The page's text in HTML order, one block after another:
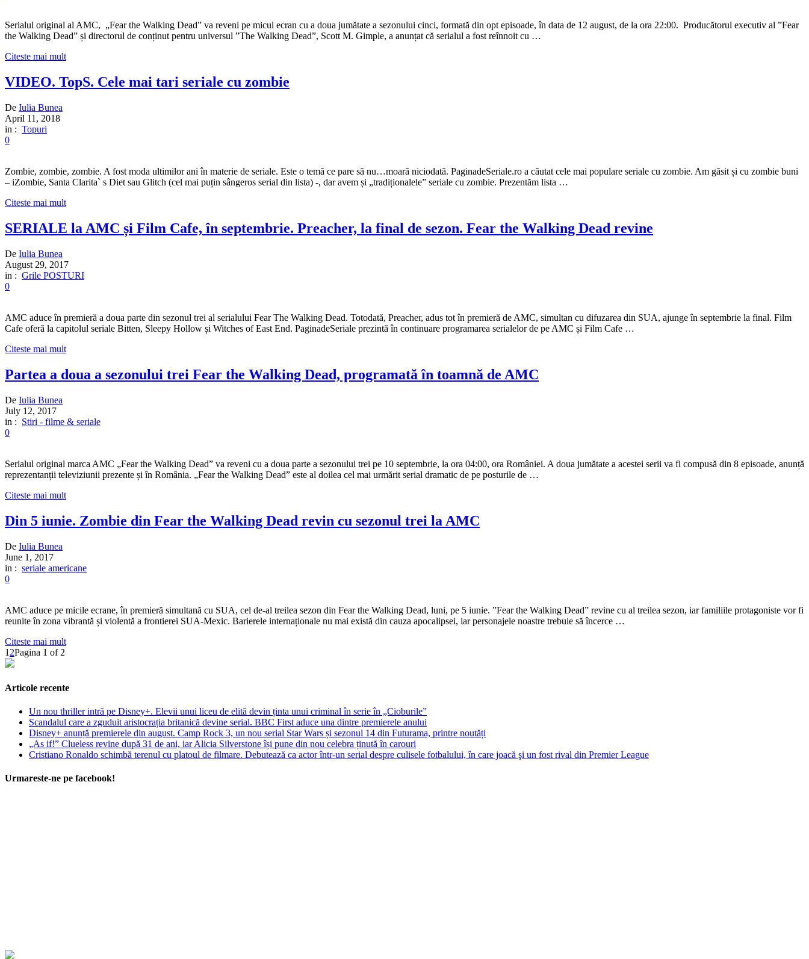
Serialul original al AMC, „Fear the Walking Dead” va reveni pe micul ecran cu a doua jumătate a sezonului cinci, formată din opt episoade, în data de 12 august, de la ora 22:00. Producătorul executiv al ”Fear
the Walking Dead” și directorul de conținut pentru universul ”The Walking Dead”, Scott M. Gimple, a anunțat că serialul a fost reînnoit cu …
Citeste mai mult
VIDEO. TopS. Cele mai tari seriale cu zombie
De Iulia Bunea
April 11, 2018
in : Topuri
0
Zombie, zombie, zombie. A fost moda ultimilor ani în materie de seriale. Este o temă ce pare să nu…moară niciodată. PaginadeSeriale.ro a căutat cele mai populare seriale cu zombie. Am găsit și cu zombie buni
– iZombie, Santa Clarita` s Diet sau Glitch (cel mai puțin sângeros serial din lista) -, dar avem și „tradiționalele” seriale cu zombie. Prezentăm lista …
Citeste mai mult
SERIALE la AMC și Film Cafe, în septembrie. Preacher, la final de sezon. Fear the Walking Dead revine
De Iulia Bunea
August 29, 2017
in : Grile POSTURI
0
AMC aduce în premieră a doua parte din sezonul trei al serialului Fear The Walking Dead. Totodată, Preacher, adus tot în premieră de AMC, simultan cu difuzarea din SUA, ajunge în septembrie la final. Film
Cafe oferă la capitolul seriale Bitten, Sleepy Hollow și Witches of East End. PaginadeSeriale prezintă în continuare programarea serialelor de pe AMC și Film Cafe …
Citeste mai mult
Partea a doua a sezonului trei Fear the Walking Dead, programată în toamnă de AMC
De Iulia Bunea
July 12, 2017
in : Stiri - filme & seriale
0
Serialul original marca AMC „Fear the Walking Dead” va reveni cu a doua parte a sezonului trei pe 10 septembrie, la ora 04:00, ora României. A doua jumătate a acestei serii va fi compusă din 8 episoade, anunță
reprezentanții televiziunii prezente și în România. „Fear the Walking Dead” este al doilea cel mai urmărit serial dramatic de pe posturile de …
Citeste mai mult
Din 5 iunie. Zombie din Fear the Walking Dead revin cu sezonul trei la AMC
De Iulia Bunea
June 1, 2017
in : seriale americane
0
AMC aduce pe micile ecrane, în premieră simultană cu SUA, cel de-al treilea sezon din Fear the Walking Dead, luni, pe 5 iunie. ”Fear the Walking Dead” revine cu al treilea sezon, iar familiile protagoniste vor fi
reunite în zona vibrantă și violentă a frontierei SUA-Mexic. Barierele internaționale nu mai există din cauza apocalipsei, iar personajele noastre trebuie să încerce …
Citeste mai mult
1 2Pagina 1 of 2
Articole recente
Un nou thriller intră pe Disney+. Elevii unui liceu de elită devin ținta unui criminal în serie în „Cioburile”
Scandalul care a zguduit aristocrația britanică devine serial. BBC First aduce una dintre premierele anului
Disney+ anunță premierele din august. Camp Rock 3, un nou serial Star Wars și sezonul 14 din Futurama, printre noutăți
„As if!” Clueless revine după 31 de ani, iar Alicia Silverstone își pune din nou celebra ținută în carouri
Cristiano Ronaldo schimbă terenul cu platoul de filmare. Debutează ca actor într-un serial despre culisele fotbalului, în care joacă şi un fost rival din Premier League
Urmareste-ne pe facebook!